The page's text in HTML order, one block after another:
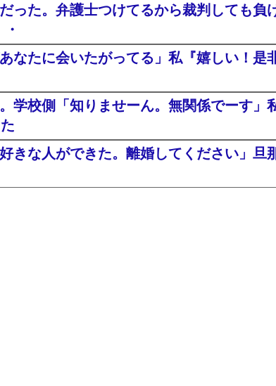
った。弁護士つけてるから裁判しても
なたに会いたがってる」私『嬉しい！
学校側「知りませーん。無関係でーす」
きな人ができた。離婚してください」